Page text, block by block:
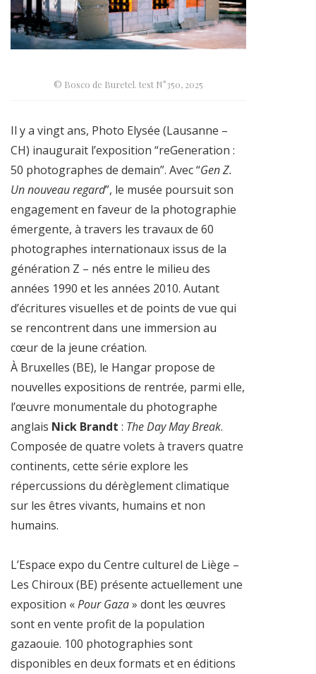
© Bosco de Buretel. test N°350, 2025
Il y a vingt ans, Photo Elysée (Lausanne –
CH) inaugurait l’exposition “reGeneration :
50 photographes de demain”. Avec “Gen Z.
Un nouveau regard”, le musée poursuit son
engagement en faveur de la photographie
émergente, à travers les travaux de 60
photographes internationaux issus de la
génération Z – nés entre le milieu des
années 1990 et les années 2010. Autant
d’écritures visuelles et de points de vue qui
se rencontrent dans une immersion au
cœur de la jeune création.
À Bruxelles (BE), le Hangar propose de
nouvelles expositions de rentrée, parmi elle,
l’œuvre monumentale du photographe
anglais Nick Brandt : The Day May Break.
Composée de quatre volets à travers quatre
continents, cette série explore les
répercussions du dérèglement climatique
sur les êtres vivants, humains et non
humains.
L’Espace expo du Centre culturel de Liège –
Les Chiroux (BE) présente actuellement une
exposition «Pour Gaza» dont les œuvres
sont en vente profit de la population
gazaouie. 100 photographies sont
disponibles en deux formats et en éditions